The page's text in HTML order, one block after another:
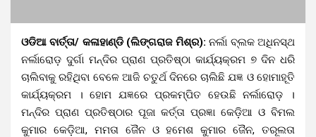
ଓଡିଆ ବାର୍ତ୍ତା/ କଳାହାଣ୍ଡି (ଲିଙ୍ଗରାଜ ମିଶ୍ର): ନର୍ଲା ବ୍ଲକ ଅଧିନସ୍ଥ
ନର୍ଲାରୋଡ଼ ଦୁର୍ଗା ମନ୍ଦିର ପ୍ରାଣ ପ୍ରତିଷ୍ଠା କାର୍ଯ୍ୟକ୍ରମ ୭ ଦିନ ଧରି
ଚାଲିବାକୁ ରହିଥିବା ବେଳେ ଆଜି ଚତୁର୍ଥ ଦିନରେ ଚାଲିଛି ଯଜ୍ଞ ଓ ହୋମାହୂତି
କାର୍ଯ୍ୟକ୍ରମ । ହୋମ ଯଜ୍ଞରେ ପ୍ରକମ୍ପିତ ହେଉଛି ନର୍ଲାରୋଡ଼ ।
ମନ୍ଦିର ପ୍ରାଣ ପ୍ରତିଷ୍ଠାର ପୂଜା କର୍ତ୍ତା ପ୍ରଜ୍ଞା କେଡ଼ିଆ ଓ ବିମଲ
କୁମାର କେଡ଼ିଆ, ମମତା ଜୈନ ଓ ହମେଶ କୁମାର ଜୈନ, ତରୂଲତା